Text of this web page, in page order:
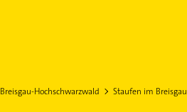
Breisgau-Hochschwarzwald Staufen im Breisgau